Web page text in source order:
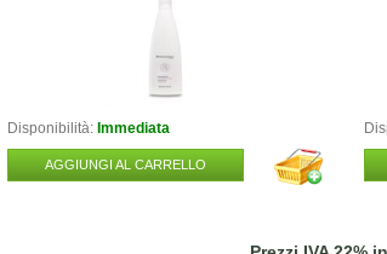
Disponibilità: Immediata
AGGIUNGI AL CARRELLO